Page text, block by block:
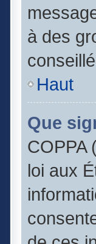
à des
Haut
Que
COPPA
loi aux